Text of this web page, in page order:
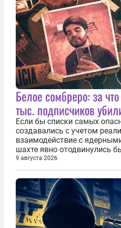
Белое сомбреро: за
тыс. подписчиков
Если бы списки самых
создавались с учетом
взаимодействие с
шахте явно отодвинулись
третий план. А вот
музыкантам пришлось бы
Кульякане, столице штата
9 августа 2026